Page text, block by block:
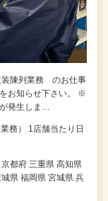
装陳列業務 のお仕事
お知らせ下さい。 ※
発生しま…
務） 1店舗当たり日
都府 三重県 高知県
県 福岡県 宮城県 兵